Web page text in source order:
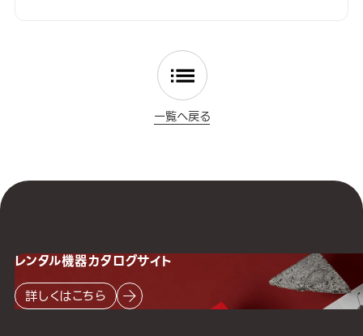
一覧へ戻る
レンタル機器カタログサイト
詳しくはこちら